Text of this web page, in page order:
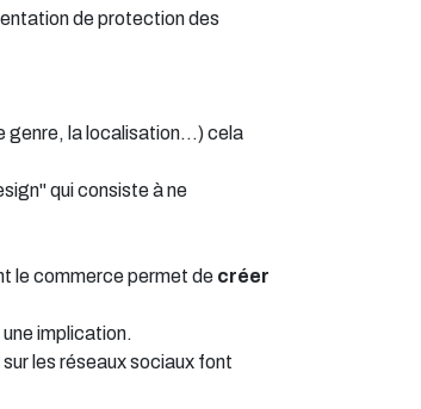
de protection des
genre, la localisation…) cela
qui consiste à ne
le commerce permet de créer
implication.
les réseaux sociaux font